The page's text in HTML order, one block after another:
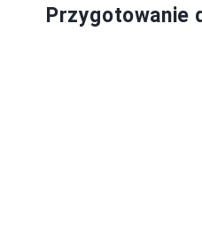
Przygotowanie